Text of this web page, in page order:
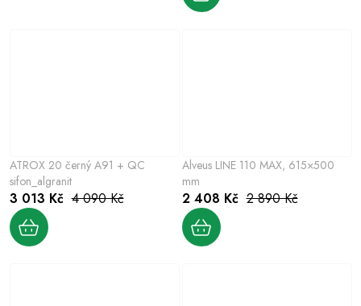
ATROX 20 černý A91 + QC
sifon_algranit
3 013 Kč 4 090 Kč
Alveus LINE 110 MAX, 615×500
mm
2 408 Kč 2 890 Kč